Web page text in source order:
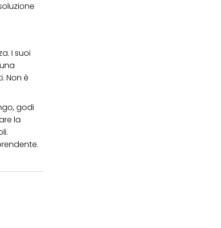
I suoi
Non è
godi
la